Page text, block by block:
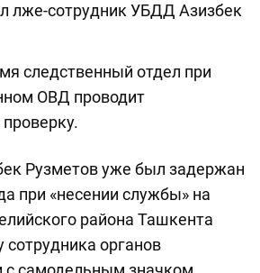
лже-сотрудник УБДД Азизбек
следственный отдел при
ОВД проводит
Рузметов уже был задержан
при «несении службы» на
района Ташкента
органов